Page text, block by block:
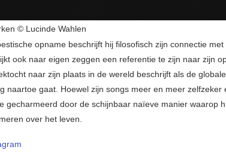
© Lucinde Wahlen
opname beschrijft hij filosofisch zijn connectie
ook naar eigen zeggen een referentie te zijn naar zijn
naar zijn plaats in de wereld beschrijft als de
naartoe gaat. Hoewel zijn songs meer en meer zelfzeker
gecharmeerd door de schijnbaar naïeve manier waarop
over het leven.